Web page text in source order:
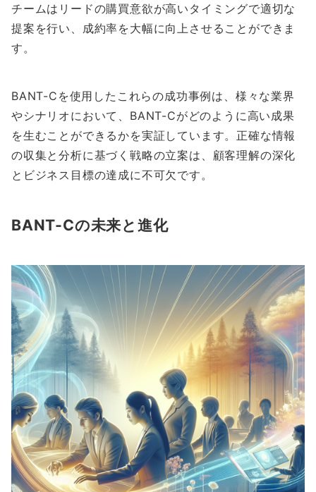
チームはリードの購買意欲が高いタイミングで適切な
提案を行い、成約率を大幅に向上させることができま
す。
BANT-Cを使用したこれらの成功事例は、様々な業界
やシナリオにおいて、BANT-Cがどのように高い成果
を生むことができるかを実証しています。正確な情報
の収集と分析に基づく戦略の立案は、顧客理解の深化
とビジネス目標の達成に不可欠です。
BANT-Cの未来と進化